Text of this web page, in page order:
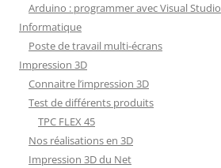
Arduino : programmer avec Visual Studio
Informatique
Poste de travail multi-écrans
Impression 3D
Connaitre l’impression 3D
Test de différents produits
TPC FLEX 45
Nos réalisations en 3D
Impression 3D du Net